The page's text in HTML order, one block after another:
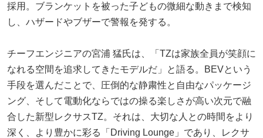
採用。ブランケットを被った子どもの微細な動きまで検知
し、ハザードやブザーで警報を発する。
チーフエンジニアの宮浦 猛氏は、「TZは家族全員が笑顔に
なれる空間を追求してきたモデルだ」と語る。BEVという
手段を選んだことで、圧倒的な静粛性と自由なパッケージ
ング、そして電動化ならではの操る楽しさが高い次元で融
合した新型レクサスTZ。それは、大切な人との時間をより
深く、より豊かに彩る「Driving Lounge」であり、レクサ